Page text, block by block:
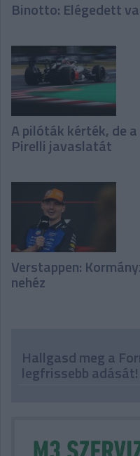
Binotto: Elégedett
A pilóták kérték, de
Pirelli javaslatát
Verstappen:
nehéz
Hallgasd meg a
legfrissebb adását!